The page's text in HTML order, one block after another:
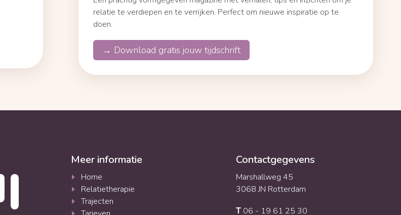
relatie te verdiepen en te verrijken. Perfect om nieuwe inspiratie op te
doen.
→ Download gratis jouw tijdschrift
Meer informatie
Home
Relatietherapie
Trajecten
Contactgegevens
Marshallweg 45
3068 JN Rotterdam
T 06 - 19 61 25 30